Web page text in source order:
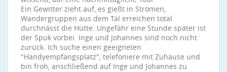
Ein Gewitter zieht auf, es gießt in Strömen,
Wandergruppen aus dem Tal erreichen total
durchnässt die Hütte. Ungefähr eine Stunde später ist
der Spuk vorbei. Inge und Johannes sind noch nicht
zurück. Ich suche einen geeigneten
"Handyempfangsplatz", telefoniere mit Zuhause und
bin froh, anschließend auf Inge und Johannes zu